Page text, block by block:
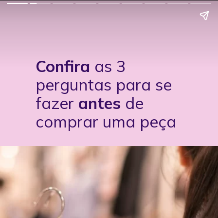
Confira as 3
perguntas para se
fazer antes de
comprar uma peça